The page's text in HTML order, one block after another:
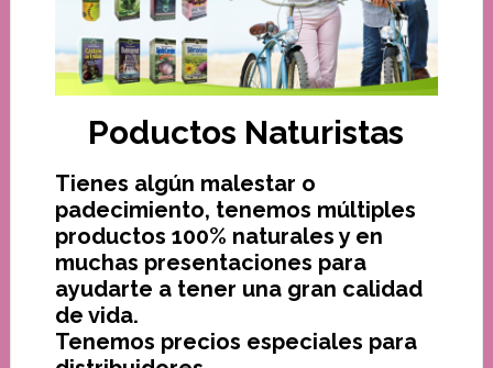
Poductos Naturistas
Tienes algún malestar o
padecimiento, tenemos múltiples
productos 100% naturales y en
muchas presentaciones para
ayudarte a tener una gran calidad
de vida.
Tenemos precios especiales para